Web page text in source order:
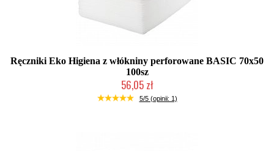
Ręczniki Eko Higiena z włókniny perforowane BASIC 70x50
100sz
56,05 zł
Duża ilość (wysyłka w 24h)
5/5 (opinii: 1)